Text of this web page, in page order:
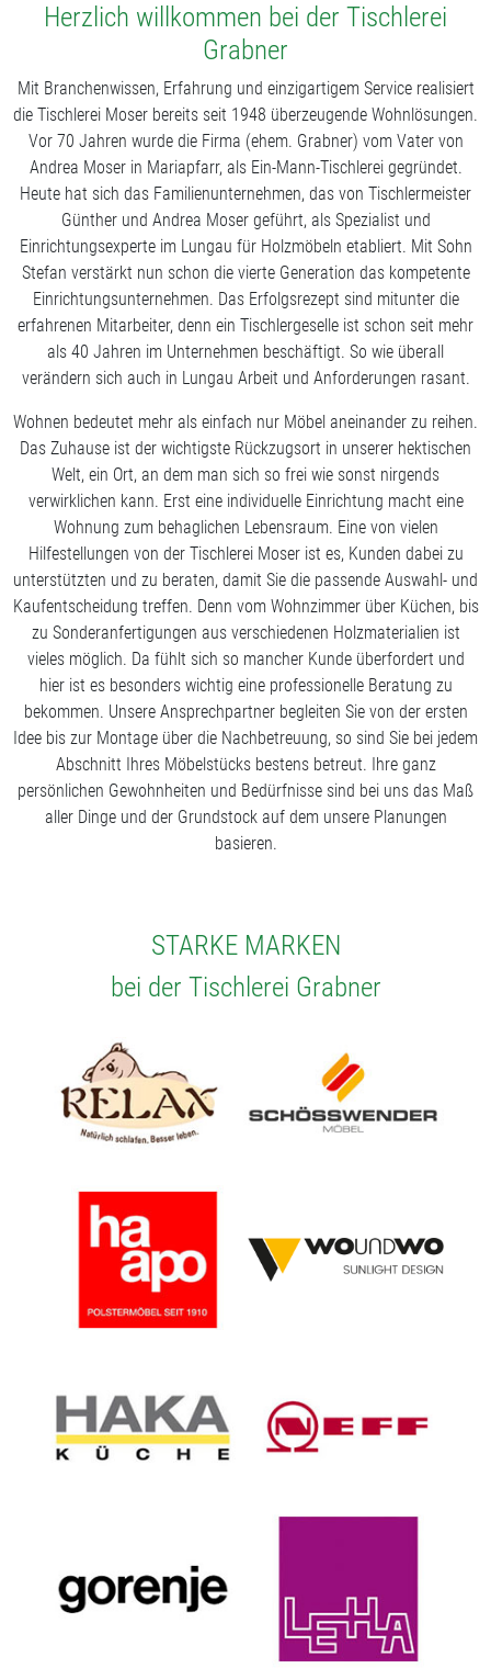
Herzlich willkommen bei der Tischlerei
Grabner
Mit Branchenwissen, Erfahrung und einzigartigem Service realisiert
die Tischlerei Moser bereits seit 1948 überzeugende Wohnlösungen.
Vor 70 Jahren wurde die Firma (ehem. Grabner) vom Vater von
Andrea Moser in Mariapfarr, als Ein-Mann-Tischlerei gegründet.
Heute hat sich das Familienunternehmen, das von Tischlermeister
Günther und Andrea Moser geführt, als Spezialist und
Einrichtungsexperte im Lungau für Holzmöbeln etabliert. Mit Sohn
Stefan verstärkt nun schon die vierte Generation das kompetente
Einrichtungsunternehmen. Das Erfolgsrezept sind mitunter die
erfahrenen Mitarbeiter, denn ein Tischlergeselle ist schon seit mehr
als 40 Jahren im Unternehmen beschäftigt. So wie überall
verändern sich auch in Lungau Arbeit und Anforderungen rasant.
Wohnen bedeutet mehr als einfach nur Möbel aneinander zu reihen.
Das Zuhause ist der wichtigste Rückzugsort in unserer hektischen
Welt, ein Ort, an dem man sich so frei wie sonst nirgends
verwirklichen kann. Erst eine individuelle Einrichtung macht eine
Wohnung zum behaglichen Lebensraum. Eine von vielen
Hilfestellungen von der Tischlerei Moser ist es, Kunden dabei zu
unterstützten und zu beraten, damit Sie die passende Auswahl- und
Kaufentscheidung treffen. Denn vom Wohnzimmer über Küchen, bis
zu Sonderanfertigungen aus verschiedenen Holzmaterialien ist
vieles möglich. Da fühlt sich so mancher Kunde überfordert und
hier ist es besonders wichtig eine professionelle Beratung zu
bekommen. Unsere Ansprechpartner begleiten Sie von der ersten
Idee bis zur Montage über die Nachbetreuung, so sind Sie bei jedem
Abschnitt Ihres Möbelstücks bestens betreut. Ihre ganz
persönlichen Gewohnheiten und Bedürfnisse sind bei uns das Maß
aller Dinge und der Grundstock auf dem unsere Planungen
basieren.
STARKE MARKEN
bei der Tischlerei Grabner